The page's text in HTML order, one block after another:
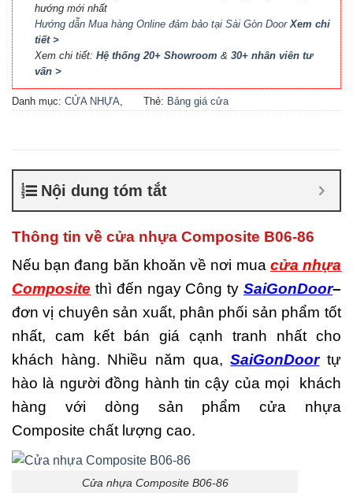
hướng mới nhất
Hướng dẫn Mua hàng Online đảm bảo tại Sài Gòn DoorXem chi
tiết >
Xem chi tiết: Hệ thống 20+ Showroom & 30+ nhân viên tư
vấn >
Danh mục: CỬA NHỰA,
Thẻ: Bảng giá cửa
nhiêu
là gì,
TPHCM,Cửa nhựa gỗ
Đánh giá cửa nhựa
composite
Địa chỉ bán cửa
Nhược điểm của nhựa
composite
Nơi bán cửa
nhựa Composite,
cửa nhựa Composite uy tín
Sản xuất cửa nhựa
Nội dung tóm tắt
Thông tin về cửa nhựa Composite B06-86
Nếu bạn đang băn khoăn về nơi mua cửa nhựa
Composite thì đến ngay Công ty SaiGonDoor–
đơn vị chuyên sản xuất, phân phối sản phẩm tốt
nhất, cam kết bán giá cạnh tranh nhất cho
khách hàng. Nhiều năm qua,SaiGonDoortự
hào là người đồng hành tin cậy của mọi khách
hàng với dòng sản phẩm cửa nhựa
Composite chất lượng cao.
Cửa nhựa Composite B06-86